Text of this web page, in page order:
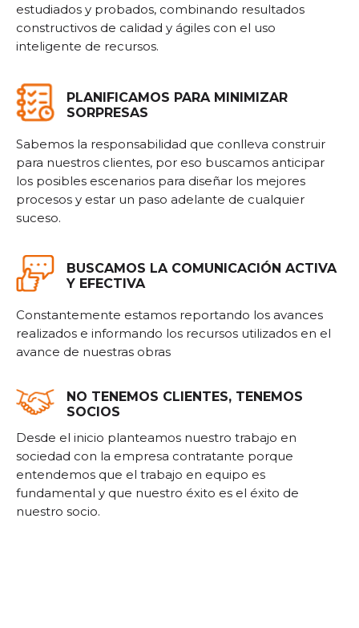
estudiados y probados, combinando resultados
constructivos de calidad y ágiles con el uso
inteligente de recursos.
PLANIFICAMOS PARA MINIMIZAR
SORPRESAS
Sabemos la responsabilidad que conlleva construir
para nuestros clientes, por eso buscamos anticipar
los posibles escenarios para diseñar los mejores
procesos y estar un paso adelante de cualquier
suceso.
BUSCAMOS LA COMUNICACIÓN ACTIVA
Y EFECTIVA
Constantemente estamos reportando los avances
realizados e informando los recursos utilizados en el
avance de nuestras obras
NO TENEMOS CLIENTES, TENEMOS
SOCIOS
Desde el inicio planteamos nuestro trabajo en
sociedad con la empresa contratante porque
entendemos que el trabajo en equipo es
fundamental y que nuestro éxito es el éxito de
nuestro socio.